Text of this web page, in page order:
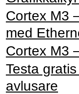
Cortex M3
med
Cortex M3
Testa
avlusare